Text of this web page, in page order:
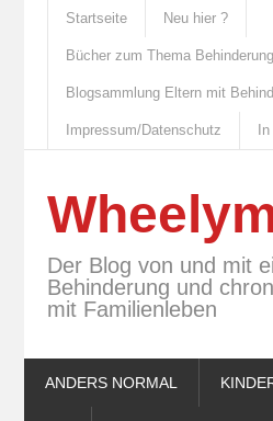
Startseite Neu hier ?
Bücher zum Thema Behinderung
Blogsammlung Eltern mit
Impressum/Datenschutz
Der Blog von und mit
Behinderung und
mit Familienleben
ANDERS NORMAL